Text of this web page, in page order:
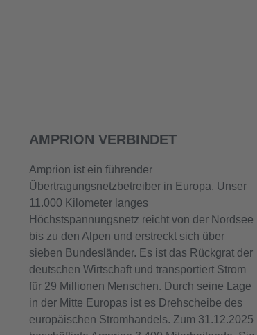
AMPRION VERBINDET
Amprion ist ein führender
Übertragungsnetzbetreiber in Europa. Unser
11.000 Kilometer langes
Höchstspannungsnetz reicht von der Nordsee
bis zu den Alpen und erstreckt sich über
sieben Bundesländer. Es ist das Rückgrat der
deutschen Wirtschaft und transportiert Strom
für 29 Millionen Menschen. Durch seine Lage
in der Mitte Europas ist es Drehscheibe des
europäischen Stromhandels. Zum 31.12.2025